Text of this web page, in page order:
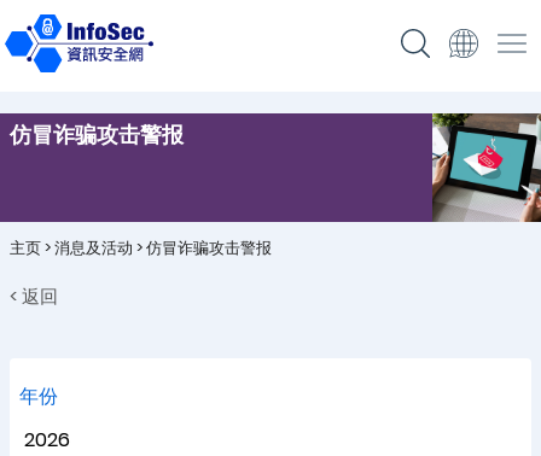
仿冒诈骗攻击警报
主页>消息及活动 >仿冒诈骗攻击警报
< 返回
年份
2026